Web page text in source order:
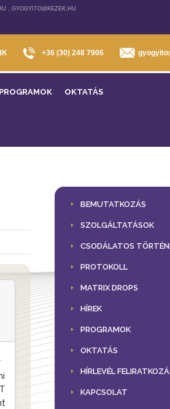
, GYOGYITO@KEZEK.HU
+36 (30) 248 7906
PROGRAMOK OKTATÁS
BEMUTATKOZÁS
SZOLGÁLTATÁSOK
CSODÁLATOS
PROTOKOLL
MATRIX DROPS
HÍREK
PROGRAMOK
OKTATÁS
HÍRLEVÉL
KAPCSOLAT